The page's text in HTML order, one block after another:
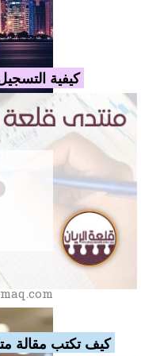
كيفية
كيف تكتب مقالة